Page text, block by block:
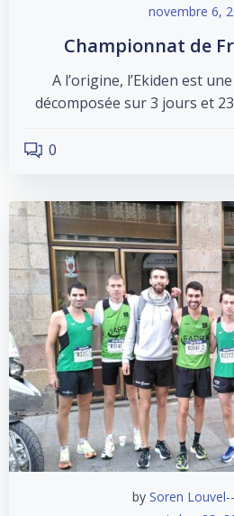
novembre 6,
Championnat de
A l’origine, l’Ekiden est
décomposée sur 3 jours et
0
by Soren